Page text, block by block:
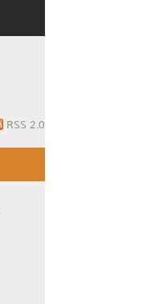
RSS 2.0